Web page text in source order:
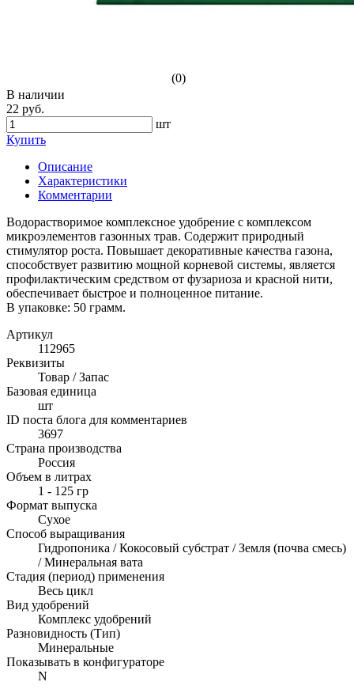
(0)
В наличии
22 руб.
шт
Купить
Описание
Характеристики
Комментарии
Водорастворимое комплексное удобрение с комплексом
микроэлементов газонных трав. Содержит природный
стимулятор роста. Повышает декоративные качества газона,
способствует развитию мощной корневой системы, является
профилактическим средством от фузариоза и красной нити,
обеспечивает быстрое и полноценное питание.
В упаковке: 50 грамм.
Артикул
112965
Реквизиты
Товар / Запас
Базовая единица
шт
ID поста блога для комментариев
3697
Страна производства
Россия
Объем в литрах
1 - 125 гр
Формат выпуска
Сухое
Способ выращивания
Гидропоника / Кокосовый субстрат / Земля (почва смесь)
/ Минеральная вата
Стадия (период) применения
Весь цикл
Вид удобрений
Комплекс удобрений
Разновидность (Тип)
Минеральные
Показывать в конфигураторе
N